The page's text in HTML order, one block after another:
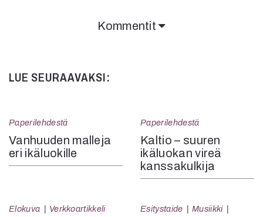
Kommentit
LUE SEURAAVAKSI:
Paperilehdestä
Vanhuuden malleja
eri ikäluokille
Paperilehdestä
Kaltio – suuren
ikäluokan vireä
kanssakulkija
Elokuva Verkkoartikkeli Esitystaide
Musiikki